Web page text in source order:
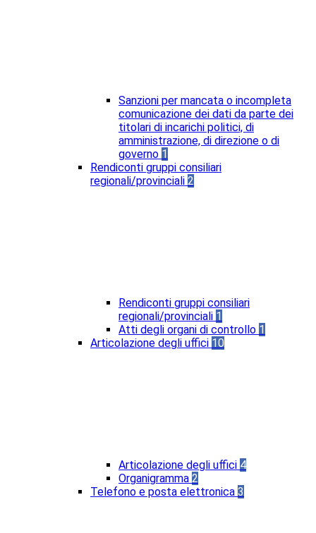
Sanzioni per mancata o incompleta
comunicazione dei dati da parte dei
titolari di incarichi politici, di
amministrazione, di direzione o di
governo 1
Rendiconti gruppi consiliari
regionali/provinciali 2
Rendiconti gruppi consiliari
regionali/provinciali 1
Atti degli organi di controllo 1
Articolazione degli uffici 10
Articolazione degli uffici 4
Organigramma 2
Telefono e posta elettronica 3